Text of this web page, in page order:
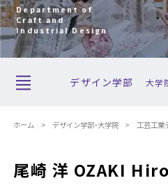
Department of
Craft and
Industrial Design
デザイン学部 大学
ホーム デザイン学部・大学院 工芸工業
尾崎 洋 OZAKI